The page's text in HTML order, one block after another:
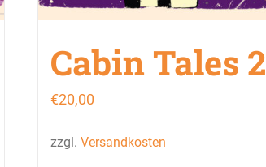
Cabin Tales 2
€20,00
zzgl. Versandkosten